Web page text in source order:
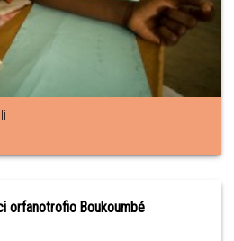
orfanotrofio Boukoumbé